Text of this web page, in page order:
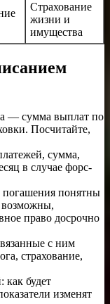
Страхование
жизни и
имущества
— сумма выплат по
Посчитайте,
сумма,
в случае форс-
погашения понятны
возможны,
право досрочно
с ним
страхование,
как будет
изменят